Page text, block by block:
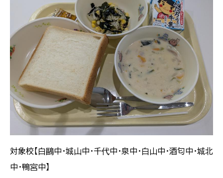
対象校【白鷗中・城山中・千代中・泉中・白山中・酒匂中・城北
中・鴨宮中】